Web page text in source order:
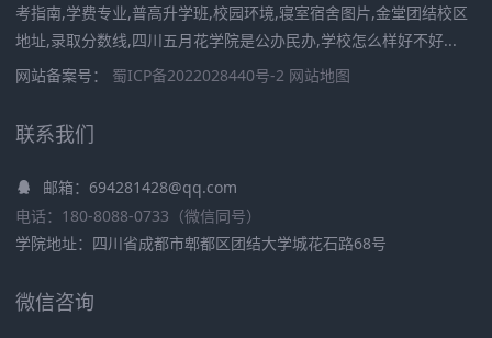
考指南,学费专业,普高升学班,校园环境,寝室宿舍图片,金堂团结校区
地址,录取分数线,四川五月花学院是公办民办,学校怎么样好不好...
网站备案号： 蜀ICP备2022028440号-2 网站地图
联系我们
邮箱：694281428@qq.com
电话：180-8088-0733（微信同号）
学院地址：四川省成都市郫都区团结大学城花石路68号
微信咨询